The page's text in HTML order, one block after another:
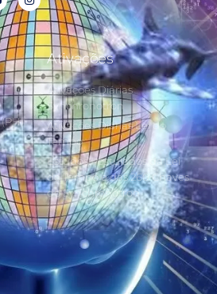
Ativações
Ativações Diárias
Synchronotron
Ativações Diárias Lei do
Tempo
Estudos Postulados da Lei
do Tempo e das 260 Chaves
do Synchronotron